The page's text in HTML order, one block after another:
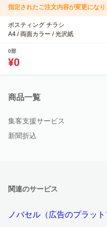
指定されたご注文内容が変更になり
ポスティング チラシ
A4 / 両面カラー / 光沢紙
0部
¥0
商品一覧
集客支援サービス
新聞折込
関連のサービス
ノバセル（広告のプラット